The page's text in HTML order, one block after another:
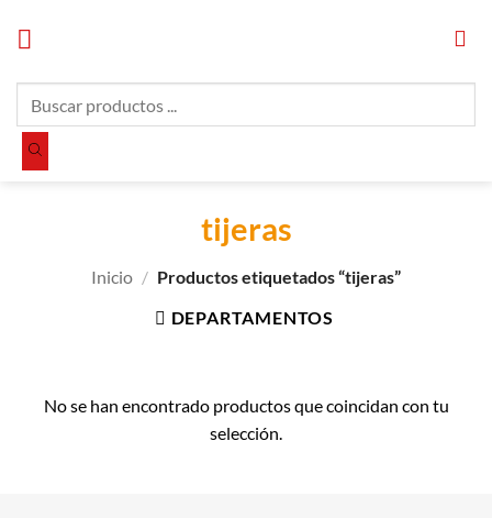
productos
tijeras
Inicio / Productos etiquetados “tijeras”
DEPARTAMENTOS
No se han encontrado productos que coincidan con tu
selección.